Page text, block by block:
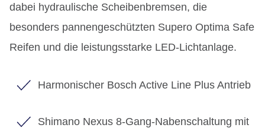
dabei hydraulische Scheibenbremsen, die
besonders pannengeschützten Supero Optima Safe
Reifen und die leistungsstarke LED-Lichtanlage.
Harmonischer Bosch Active Line Plus Antrieb
Shimano Nexus 8-Gang-Nabenschaltung mit